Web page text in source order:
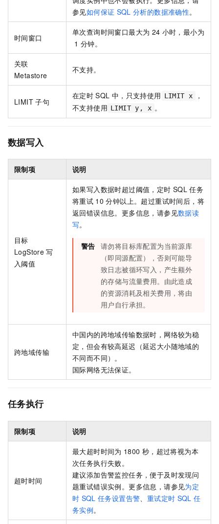
参见如何保证 SQL 分析的数据准确性。
时间窗口
单次查询时间窗口最大为 24 小时，最小为
1 分钟。
关联
Metastore
不支持。
LIMIT 子句
在定时 SQL 中，只支持使用 LIMIT x
，
不支持使用 LIMIT y, x 。
数据写入
限制项 说明
目标
LogStore 写
入阈值
如果写入数据时超过阈值，定时 SQL 任务
将重试 10 分钟以上。超过重试时间后，将
返回错误信息。更多信息，请参见数据读
写。
警告 请勿将目标库配置为当前源库
（即同源配置），否则可能导
致日志被循环写入，产生额外
的存储与流量费用。由此造成
的资源消耗及相关费用，将由
用户自行承担。
跨地域传输
中国内的跨地域传输数据时，网络较为稳
定，但会有较高延迟（延迟大小随地域的
不同而不同）。
国际网络无法保证。
任务执行
限制项 说明
超时时间
最大超时时间为 1800 秒，超过将视为本
次任务执行失败。
建议添加告警监控任务，便于及时发现问
题重试错误实例。更多信息，请参见为定
时 SQL 任务设置告警 重试定时 SQL 任
务实例。